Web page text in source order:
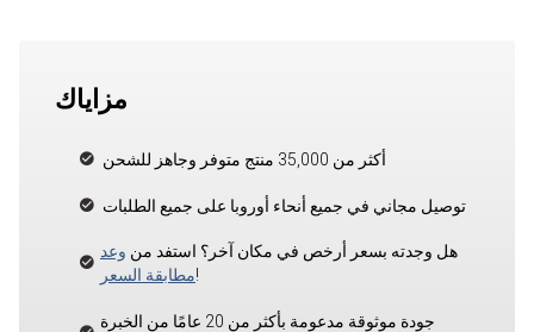
مزاياك
أكثر من 35,000 منتج متوفر وجاهز للشحن
توصيل مجاني في جميع أنحاء أوروبا على جميع الطلبات
هل وجدته بسعر أرخص في مكان آخر؟ استفد من وعد
مطابقة السعر!
جودة موثوقة مدعومة بأكثر من 20 عامًا من الخبرة